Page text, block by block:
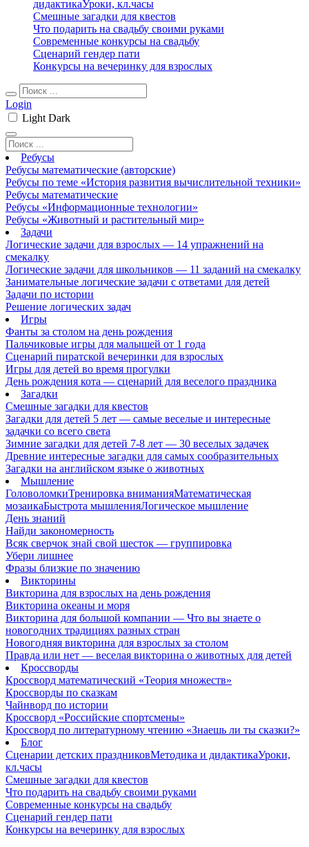
дидактикаУроки, кл.часы
Смешные загадки для квестов
Что подарить на свадьбу своими руками
Современные конкурсы на свадьбу
Сценарий гендер пати
Конкурсы на вечеринку для взрослых
Login
Light Dark
Ребусы
Ребусы математические (авторские)
Ребусы по теме «История развития вычислительной техники»
Ребусы математические
Ребусы «Информационные технологии»
Ребусы «Животный и растительный мир»
Задачи
Логические задачи для взрослых — 14 упражнений на
смекалку
Логические задачи для школьников — 11 заданий на смекалку
Занимательные логические задачи с ответами для детей
Задачи по истории
Решение логических задач
Игры
Фанты за столом на день рождения
Пальчиковые игры для малышей от 1 года
Сценарий пиратской вечеринки для взрослых
Игры для детей во время прогулки
День рождения кота — сценарий для веселого праздника
Загадки
Смешные загадки для квестов
Загадки для детей 5 лет — самые веселые и интересные
задачки со всего света
Зимние загадки для детей 7-8 лет — 30 веселых задачек
Древние интересные загадки для самых сообразительных
Загадки на английском языке о животных
Мышление
ГоловоломкиТренировка вниманияМатематическая
мозаикаБыстрота мышленияЛогическое мышление
День знаний
Найди закономерность
Всяк сверчок знай свой шесток — группировка
Убери лишнее
Фразы близкие по значению
Викторины
Викторина для взрослых на день рождения
Викторина океаны и моря
Викторина для большой компании — Что вы знаете о
новогодних традициях разных стран
Новогодняя викторина для взрослых за столом
Правда или нет — веселая викторина о животных для детей
Кроссворды
Кроссворд математический «Теория множеств»
Кроссворды по сказкам
Чайнворд по истории
Кроссворд «Российские спортсмены»
Кроссворд по литературному чтению «Знаешь ли ты сказки?»
Блог
Сценарии детских праздниковМетодика и дидактикаУроки,
кл.часы
Смешные загадки для квестов
Что подарить на свадьбу своими руками
Современные конкурсы на свадьбу
Сценарий гендер пати
Конкурсы на вечеринку для взрослых